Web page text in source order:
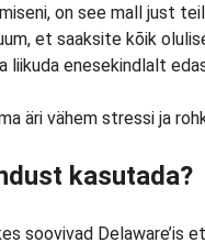
on see mall just
et saaksite kõik
liikuda enesekindlalt
äri vähem stressi ja
kasutada?
soovivad Delaware’is